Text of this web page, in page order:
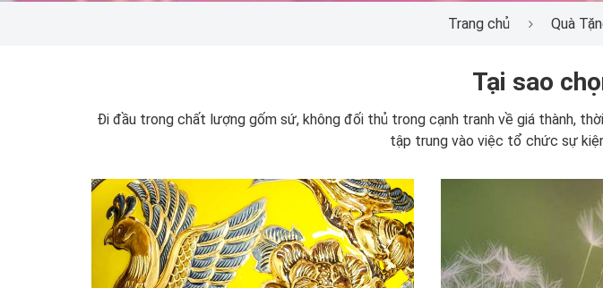
Trang chủ Quà
Tại sao
Đi đầu trong chất lượng gốm sứ, không đối thủ trong cạnh tranh về giá thành,
tập trung vào việc tổ chức sự